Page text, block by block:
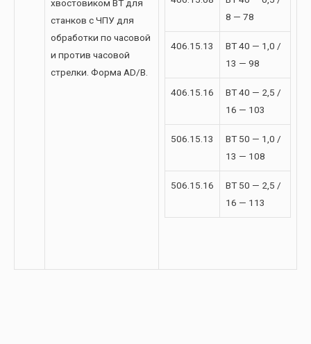
хвостовиком BT для
станков с ЧПУ для
обработки по часовой
и против часовой
стрелки. Форма AD/B.
8 — 78
406.15.13
BT 40 — 1,0 /
13 — 98
406.15.16
BT 40 — 2,5 /
16 — 103
506.15.13
BT 50 — 1,0 /
13 — 108
506.15.16
BT 50 — 2,5 /
16 — 113